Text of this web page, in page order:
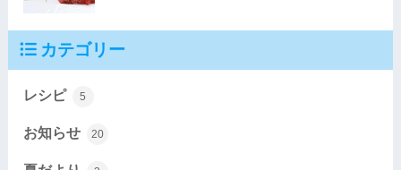
カテゴリー
レシピ 5
お知らせ 20